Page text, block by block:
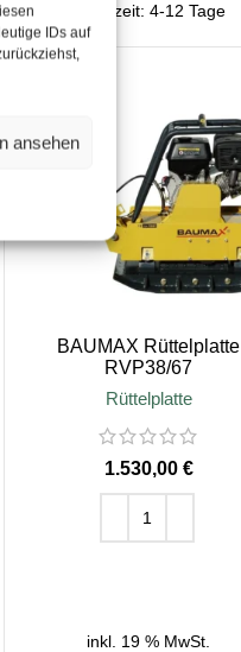
IDs auf
ansehen
Lieferzeit:4-12 Tage
BAUMAX Rüttelplatte
RVP38/67
Rüttelplatte
€
inkl. 19 % MwSt.